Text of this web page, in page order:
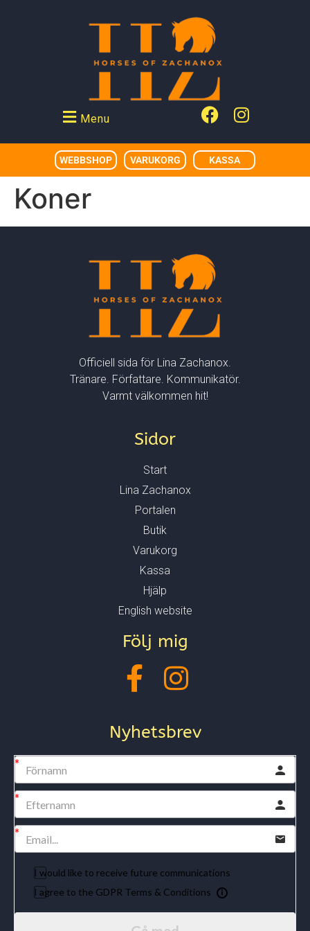
Menu
WEBBSHOP VARUKORG KASSA
Koner
Officiell sida för Lina Zachanox.
Tränare. Författare. Kommunikatör.
Varmt välkommen hit!
Sidor
Start
Lina Zachanox
Portalen
Butik
Varukorg
Kassa
Hjälp
English website
Följ mig
Nyhetsbrev
I would like to receive future communications
I agree to the GDPR Terms & Conditions